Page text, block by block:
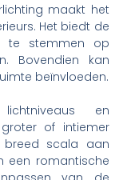
maakt het
Het biedt de
te stemmen op
Bovendien kan
beïnvloeden.
en
of intiemer
breed scala aan
een romantische